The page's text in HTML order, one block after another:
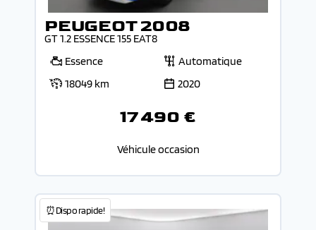
PEUGEOT 2008
GT 1.2 ESSENCE 155 EAT8
Essence
Automatique
18049 km
2020
17 490 €
Véhicule occasion
⏰Dispo rapide!